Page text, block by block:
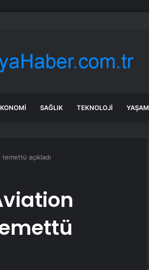
alarma geçirdi
SAĞLIK TEKNOLOJI YAŞAM
açıkladı